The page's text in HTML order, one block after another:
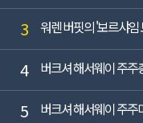
3 워렌 버핏의 '보르샤임
4 버크셔 해서웨이 주주
5 버크셔 해서웨이 주주